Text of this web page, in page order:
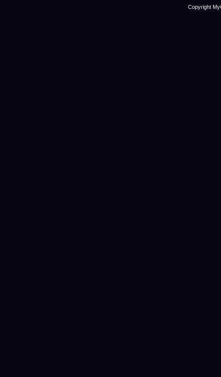
Copyright